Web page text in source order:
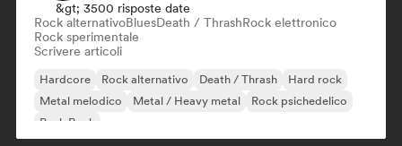
&gt; 3500 risposte date
Rock alternativoBluesDeath / ThrashRock elettronico
Rock sperimentale
Scrivere articoli
Hardcore Rock alternativo Death / Thrash
Hard rock
Metal melodico
Metal / Heavy metal
Rock psichedelico
Punk Rock